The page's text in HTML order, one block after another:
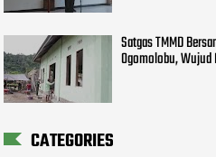
Satgas TMMD
Ogomolobu,
CATEGORIES